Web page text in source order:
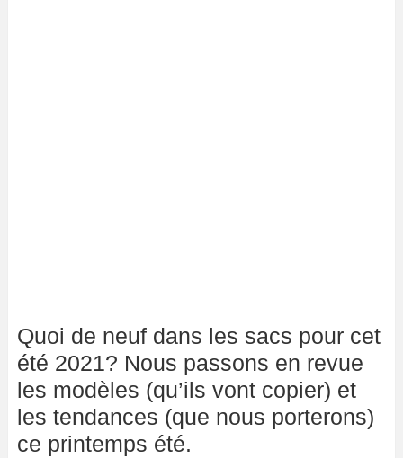
Quoi de neuf dans les sacs pour cet
été 2021? Nous passons en revue
les modèles (qu’ils vont copier) et
les tendances (que nous porterons)
ce printemps été.